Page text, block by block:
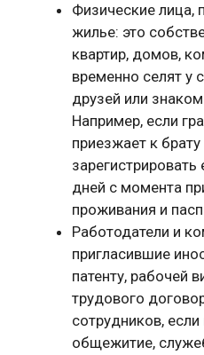
Физические
жилье: это
квартир, домов,
временно селят у
друзей или
Например, если
приезжает к
зарегистрировать
дней с момента
проживания и
Работодатели и
пригласившие
патенту, рабочей
трудового
сотрудников,
общежитие,